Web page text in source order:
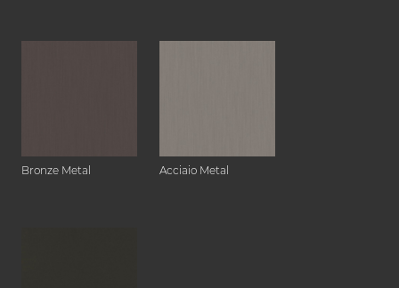
Bronze Metal Acciaio Metal